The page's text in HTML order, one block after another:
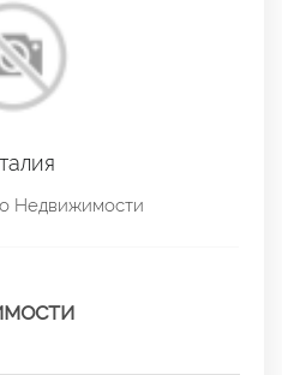
Недвижимости